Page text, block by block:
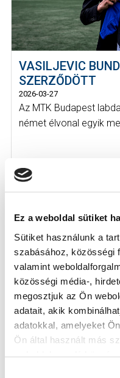
Ez a weboldal sütiket
Sütiket használunk a
szabásához, közösségi
valamint
közösségi média-,
megosztjuk az Ön
adatait, akik
adatokkal, amelyeket
Ön által használt más
weboldalon való
VASILJEVIC
SZERZŐDÖTT
2026-03-27
Az MTK Budapest
német élvonal egyik
ZÁRT KAPUSAK